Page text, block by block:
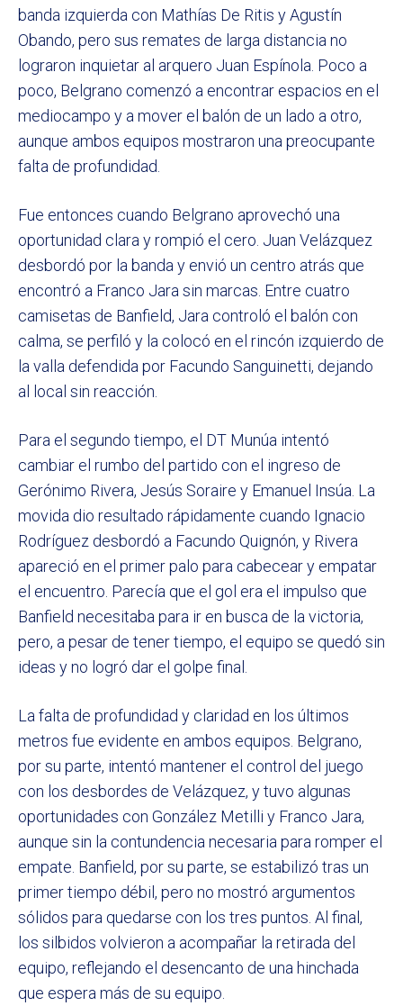
banda izquierda con Mathías De Ritis y Agustín
Obando, pero sus remates de larga distancia no
lograron inquietar al arquero Juan Espínola. Poco a
poco, Belgrano comenzó a encontrar espacios en el
mediocampo y a mover el balón de un lado a otro,
aunque ambos equipos mostraron una preocupante
falta de profundidad.
Fue entonces cuando Belgrano aprovechó una
oportunidad clara y rompió el cero. Juan Velázquez
desbordó por la banda y envió un centro atrás que
encontró a Franco Jara sin marcas. Entre cuatro
camisetas de Banfield, Jara controló el balón con
calma, se perfiló y la colocó en el rincón izquierdo de
la valla defendida por Facundo Sanguinetti, dejando
al local sin reacción.
Para el segundo tiempo, el DT Munúa intentó
cambiar el rumbo del partido con el ingreso de
Gerónimo Rivera, Jesús Soraire y Emanuel Insúa. La
movida dio resultado rápidamente cuando Ignacio
Rodríguez desbordó a Facundo Quignón, y Rivera
apareció en el primer palo para cabecear y empatar
el encuentro. Parecía que el gol era el impulso que
Banfield necesitaba para ir en busca de la victoria,
pero, a pesar de tener tiempo, el equipo se quedó sin
ideas y no logró dar el golpe final.
La falta de profundidad y claridad en los últimos
metros fue evidente en ambos equipos. Belgrano,
por su parte, intentó mantener el control del juego
con los desbordes de Velázquez, y tuvo algunas
oportunidades con González Metilli y Franco Jara,
aunque sin la contundencia necesaria para romper el
empate. Banfield, por su parte, se estabilizó tras un
primer tiempo débil, pero no mostró argumentos
sólidos para quedarse con los tres puntos. Al final,
los silbidos volvieron a acompañar la retirada del
equipo, reflejando el desencanto de una hinchada
que espera más de su equipo.